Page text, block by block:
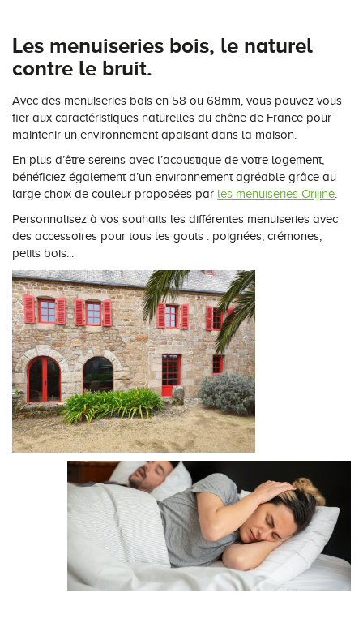
Les menuiseries bois, le naturel
contre le bruit.
Avec des menuiseries bois en 58 ou 68mm, vous pouvez vous
fier aux caractéristiques naturelles du chêne de France pour
maintenir un environnement apaisant dans la maison.
En plus d’être sereins avec l’acoustique de votre logement,
bénéficiez également d’un environnement agréable grâce au
large choix de couleur proposées par les menuiseries Orijine
Personnalisez à vos souhaits les différentes menuiseries avec
des accessoires pour tous les gouts : poignées, crémones,
petits bois...